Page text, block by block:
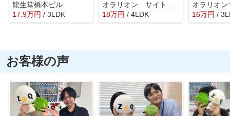
龍生堂橋本ビル
17.9万円 / 3LDK
18万円 / 4LDK 16万円 /
お客様の声